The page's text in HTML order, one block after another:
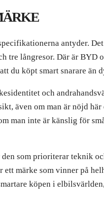
antyder.
tre långresor. Där är BYD
du köpt smart snarare än
och
även om man är nöjd här
man inte är känslig för
som prioriterar teknik
märke som vinner på
köpen i